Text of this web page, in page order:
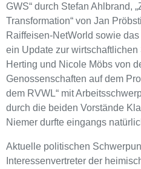
GWS“ durch Stefan Ahlbrand,
Transformation“ von Jan
Raiffeisen-NetWorld sowie
ein Update zur
Herting und Nicole Möbs von
Genossenschaften auf dem
dem RVWL“ mit
durch die beiden Vorstände
Niemer durfte eingangs
Aktuelle politischen
Interessenvertreter der